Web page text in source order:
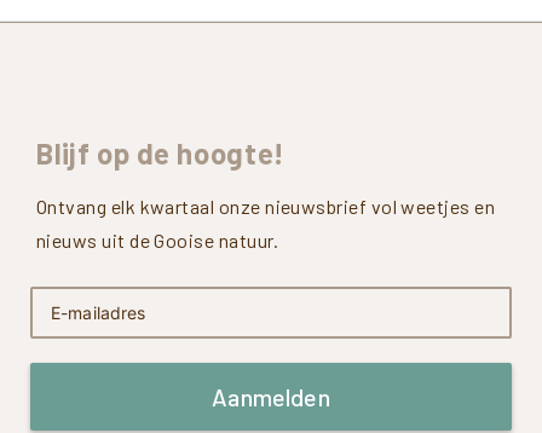
Blijf op de hoogte!
Ontvang elk kwartaal onze nieuwsbrief vol weetjes en
nieuws uit de Gooise natuur.
Aanmelden